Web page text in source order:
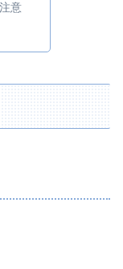
意